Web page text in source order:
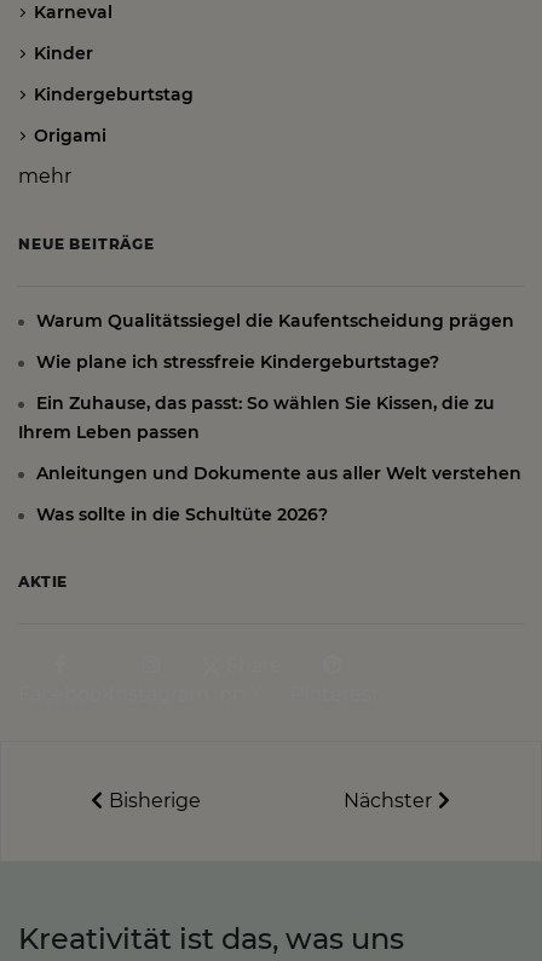
Karneval
Kinder
Kindergeburtstag
Origami
mehr
NEUE BEITRÄGE
Warum Qualitätssiegel die Kaufentscheidung prägen
Wie plane ich stressfreie Kindergeburtstage?
Ein Zuhause, das passt: So wählen Sie Kissen, die zu
Ihrem Leben passen
Anleitungen und Dokumente aus aller Welt verstehen
Was sollte in die Schultüte 2026?
AKTIE
Bisherige Nächster
Kreativität ist das, was uns